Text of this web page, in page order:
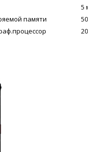
памяти
5